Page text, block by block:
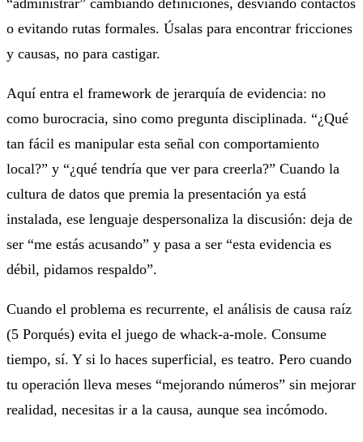
o evitando rutas formales. Úsalas para encontrar fricciones
y causas, no para castigar.
Aquí entra el framework de jerarquía de evidencia: no
como burocracia, sino como pregunta disciplinada. “¿Qué
tan fácil es manipular esta señal con comportamiento
local?” y “¿qué tendría que ver para creerla?” Cuando la
cultura de datos que premia la presentación ya está
instalada, ese lenguaje despersonaliza la discusión: deja de
ser “me estás acusando” y pasa a ser “esta evidencia es
débil, pidamos respaldo”.
Cuando el problema es recurrente, el análisis de causa raíz
(5 Porqués) evita el juego de whack-a-mole. Consume
tiempo, sí. Y si lo haces superficial, es teatro. Pero cuando
tu operación lleva meses “mejorando números” sin mejorar
realidad, necesitas ir a la causa, aunque sea incómodo.